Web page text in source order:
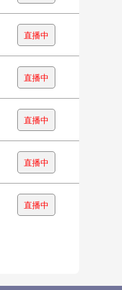
直播中
直播中
直播中
直播中
直播中